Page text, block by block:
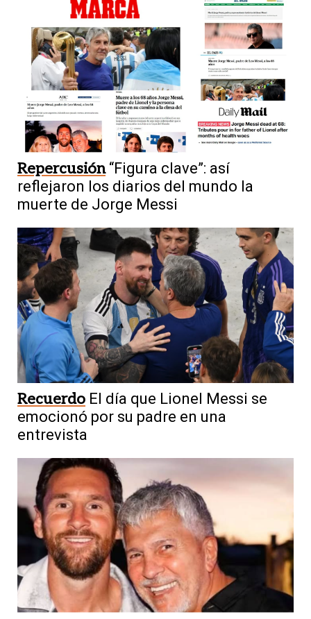
Repercusión “Figura clave”: así
reflejaron los diarios del mundo la
muerte de Jorge Messi
Recuerdo El día que Lionel Messi se
emocionó por su padre en una
entrevista